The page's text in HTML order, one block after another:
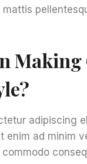
Making
adipiscing
enim ad minim